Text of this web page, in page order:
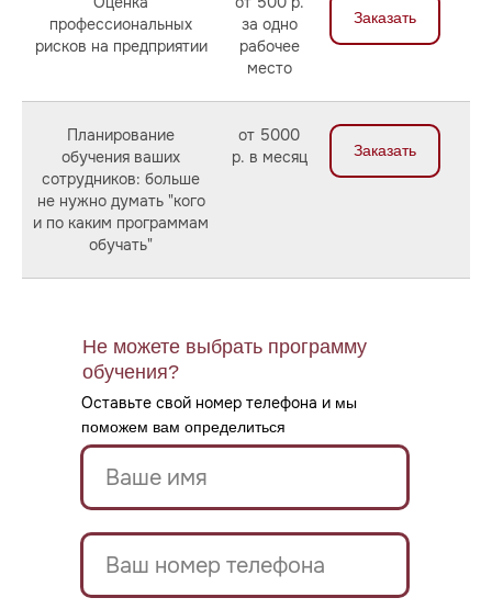
профессиональных
рисков на предприятии
за одно
рабочее
место
Заказать
Планирование
обучения ваших
сотрудников: больше
не нужно думать "кого
и по каким программам
обучать"
от 5000
р. в месяц
Заказать
У вас крупный
заказ или хотите
назвать свою цену?
Не можете выбрать программу
обучения?
Оставьте свой номер телефона и мы
поможем вам определиться